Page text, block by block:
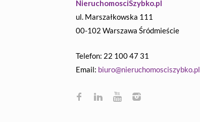
NieruchomosciSzybko.pl
ul. Marszałkowska 111
00-102 Warszawa Śródmieście
Telefon: 22 100 47 31
Email: biuro@nieruchomosciszybko.pl